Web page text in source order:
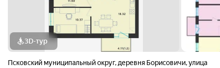
3D-тур
Псковский муниципальный округ, деревня Борисовичи,улица